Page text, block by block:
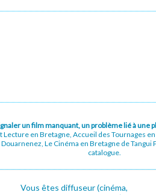
un film manquant, un problème lié à
Lecture en Bretagne, Accueil des Tournages
Le Cinéma en Bretagne de
catalogue.
Vous êtes diffuseur (cinéma,